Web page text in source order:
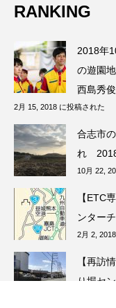
RANKING
2018年
の遊園
西島秀
2月 15, 2018 に投稿された
合志市
れ 2018
10月 22,
【ETC
ンター
2月 2,
【再訪
り堀セ